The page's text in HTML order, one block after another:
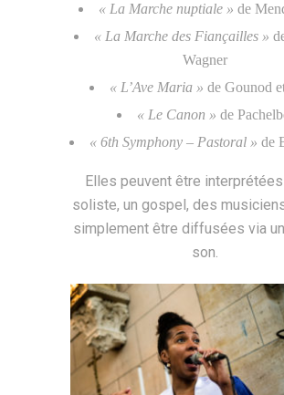
« La Marche nuptiale » de
« La Marche des Fiançailles »
Wagner
« L’Ave Maria » de Gounod
« Le Canon » de
« 6th Symphony – Pastoral » de
Elles peuvent être interprétées
soliste, un gospel, des
simplement être diffusées via
son.